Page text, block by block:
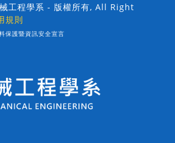
工程學系 - 版權所有, All Right
規則
保護暨資訊安全宣言